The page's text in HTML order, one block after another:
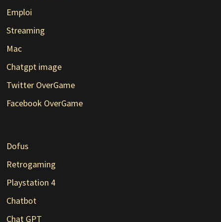
Emploi
Streaming
Mac
Chatgpt image
Twitter OverGame
Facebook OverGame
Dofus
Retrogaming
Playstation 4
Chatbot
Chat GPT